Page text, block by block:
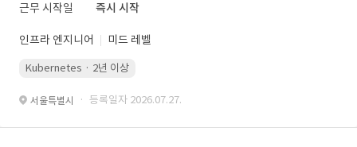
근무 시작일
즉시 시작
인프라 엔지니어 미드 레벨
Kubernetes · 2년 이상
서울특별시 · 등록일자 2026.07.27.